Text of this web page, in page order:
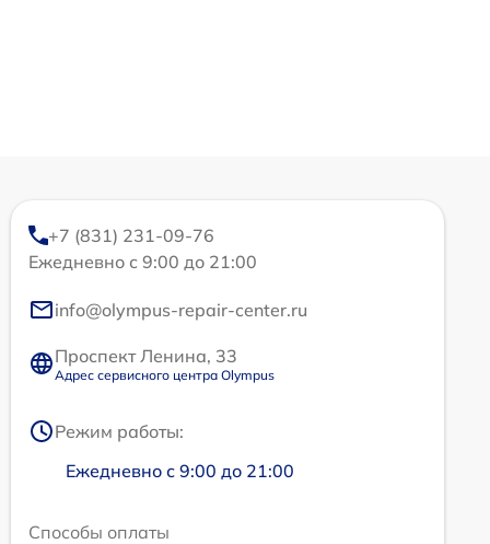
+7 (831) 231-09-76
Ежедневно с 9:00 до 21:00
info@olympus-repair-center.ru
Проспект Ленина, 33
Адрес сервисного центра Olympus
Режим работы:
Ежедневно с 9:00 до 21:00
Способы оплаты